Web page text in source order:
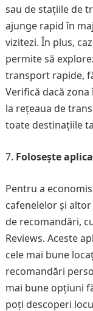
sau de stațiile de
ajunge rapid în
vizitezi. În plus,
permite să
transport rapide,
Verifică dacă
la rețeaua de
toate destinațiile
Folosește
Pentru a
cafenelelor și
de recomandări,
Reviews. Aceste
cele mai bune
recomandări
mai bune opțiuni
poți descoperi